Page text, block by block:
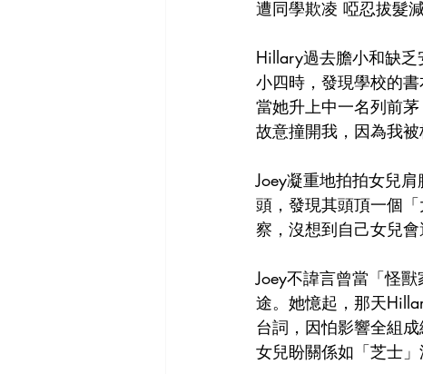
遭同學欺凌 啞忍拔髮
Hillary過去膽小和缺
小四時，發現學校的
當她升上中一名列前
故意撞開我，因為我
Joey凝重地拍拍女兒
頭，發現其頭頂一個
察，沒想到自己女兒會
Joey不諱言曾當「怪
途。她憶起，那天
台詞，因怕影響全組成
女兒盼關係如「芝士」